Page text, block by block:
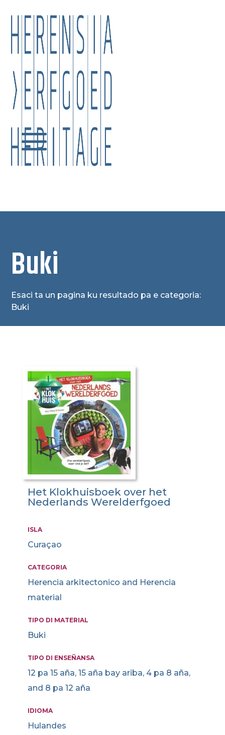
Buki
Esaci ta un pagina ku resultado pa e categoria:
Buki
Het Klokhuisboek over het
Nederlands Werelderfgoed
ISLA
Curaçao
CATEGORIA
Herencia arkitectonico and Herencia
material
TIPO DI MATERIAL
Buki
TIPO DI ENSEÑANSA
12 pa 15 aña, 15 aña bay ariba, 4 pa 8 aña,
and 8 pa 12 aña
IDIOMA
Hulandes